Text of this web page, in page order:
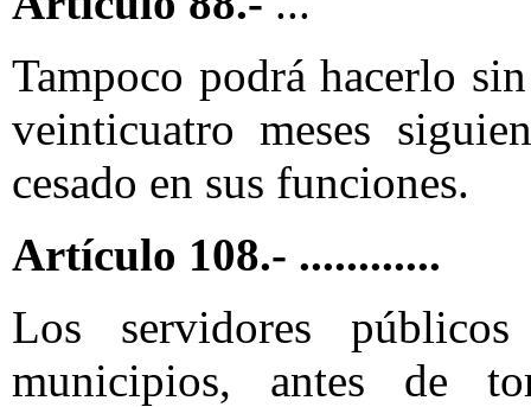
Tampoco podrá hacerlo
veinticuatro meses
cesado en sus funciones.
Artículo 108.- ............
Los servidores
municipios, antes de